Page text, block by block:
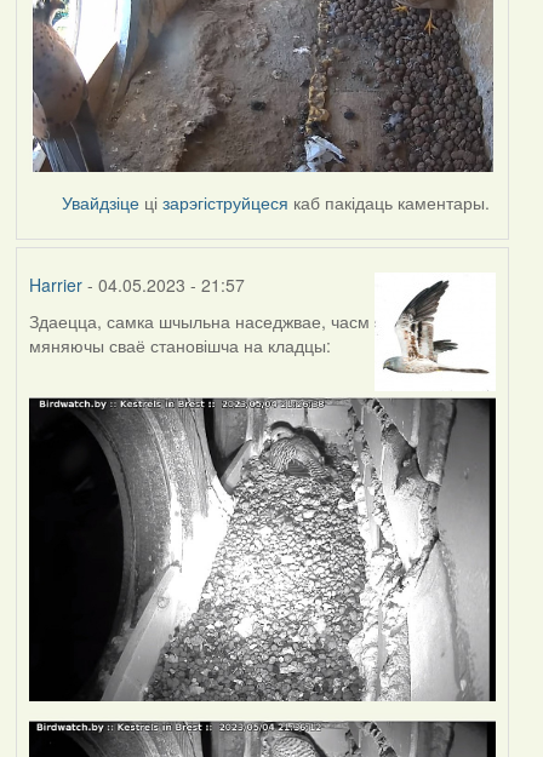
Увайдзіце цізарэгіструйцеся каб пакідаць каментары.
Harrier- 04.05.2023 - 21:57
Здаецца, самка шчыльна наседжвае, часм
мяняючы сваё становішча на кладцы: